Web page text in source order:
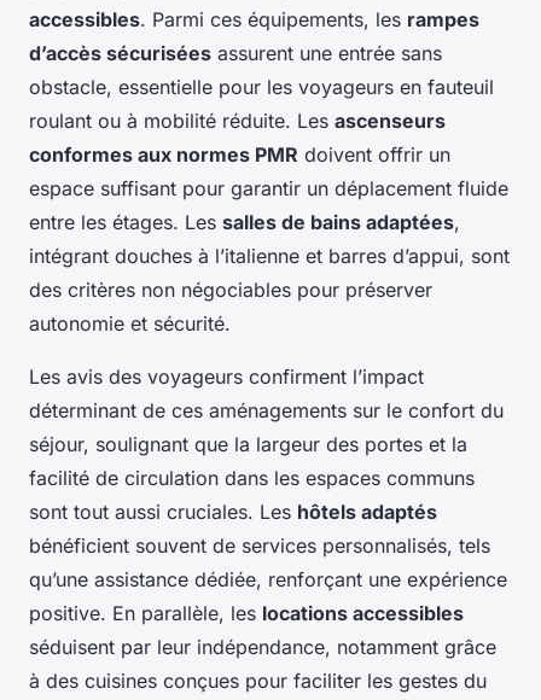
accessibles. Parmi ces équipements, les rampes
d’accès sécurisées assurent une entrée sans
obstacle, essentielle pour les voyageurs en fauteuil
roulant ou à mobilité réduite. Les ascenseurs
conformes aux normes PMR doivent offrir un
espace suffisant pour garantir un déplacement fluide
entre les étages. Les salles de bains adaptées,
intégrant douches à l’italienne et barres d’appui, sont
des critères non négociables pour préserver
autonomie et sécurité.
Les avis des voyageurs confirment l’impact
déterminant de ces aménagements sur le confort du
séjour, soulignant que la largeur des portes et la
facilité de circulation dans les espaces communs
sont tout aussi cruciales. Les hôtels adaptés
bénéficient souvent de services personnalisés, tels
qu’une assistance dédiée, renforçant une expérience
positive. En parallèle, les locations accessibles
séduisent par leur indépendance, notamment grâce
à des cuisines conçues pour faciliter les gestes du